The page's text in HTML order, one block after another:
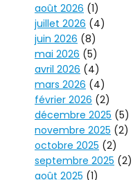
août 2026 (1)
juillet 2026 (4)
juin 2026 (8)
mai 2026 (5)
avril 2026 (4)
mars 2026 (4)
février 2026 (2)
décembre 2025 (5)
novembre 2025 (2)
octobre 2025 (2)
septembre 2025 (2)
août 2025 (1)